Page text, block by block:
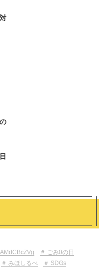
ごみ0の日
みほしるべ
SDGs